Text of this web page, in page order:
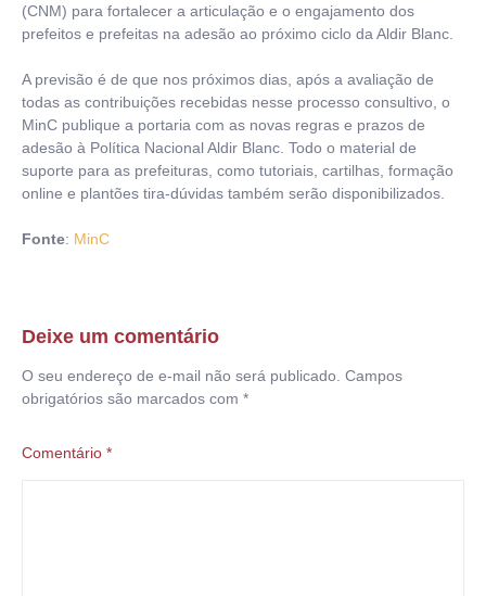
(CNM) para fortalecer a articulação e o engajamento dos
prefeitos e prefeitas na adesão ao próximo ciclo da Aldir Blanc.
A previsão é de que nos próximos dias, após a avaliação de
todas as contribuições recebidas nesse processo consultivo, o
MinC publique a portaria com as novas regras e prazos de
adesão à Política Nacional Aldir Blanc. Todo o material de
suporte para as prefeituras, como tutoriais, cartilhas, formação
online e plantões tira-dúvidas também serão disponibilizados.
Fonte: MinC
Deixe um comentário
O seu endereço de e-mail não será publicado. Campos
obrigatórios são marcados com *
Comentário *